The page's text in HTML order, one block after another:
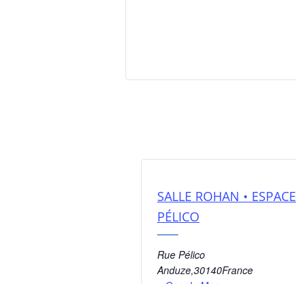
SALLE ROHAN • ESPACE
PÉLICO
Rue Pélico
Anduze,30140France